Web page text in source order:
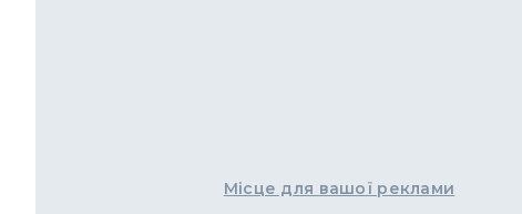
Місце для вашої реклами